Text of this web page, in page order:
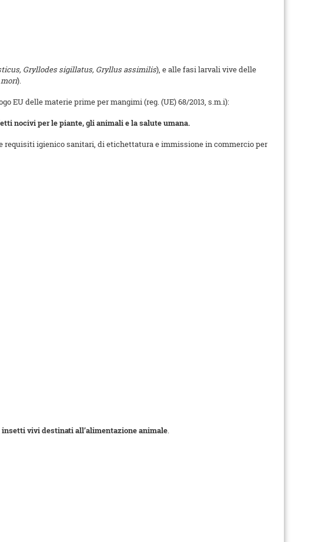
Gryllodes sigillatus, Gryllus assimilis), e alle fasi larvali vive delle
mori).
EU delle materie prime per mangimi (reg. (UE) 68/2013, s.m.i):
nocivi per le piante, gli animali e la salute umana.
igienico sanitari, di etichettatura e immissione in commercio per
vivi destinati all’alimentazione animale.